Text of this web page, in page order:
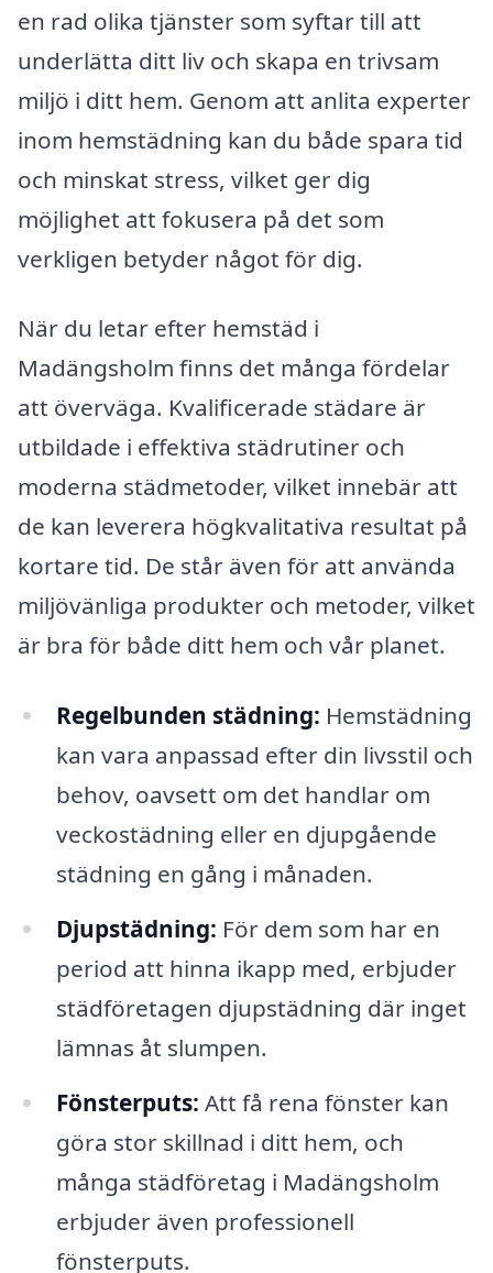
en rad olika tjänster som syftar till att
underlätta ditt liv och skapa en trivsam
miljö i ditt hem. Genom att anlita experter
inom hemstädning kan du både spara tid
och minskat stress, vilket ger dig
möjlighet att fokusera på det som
verkligen betyder något för dig.
När du letar efter hemstäd i
Madängsholm finns det många fördelar
att överväga. Kvalificerade städare är
utbildade i effektiva städrutiner och
moderna städmetoder, vilket innebär att
de kan leverera högkvalitativa resultat på
kortare tid. De står även för att använda
miljövänliga produkter och metoder, vilket
är bra för både ditt hem och vår planet.
Regelbunden städning: Hemstädning
kan vara anpassad efter din livsstil och
behov, oavsett om det handlar om
veckostädning eller en djupgående
städning en gång i månaden.
Djupstädning: För dem som har en
period att hinna ikapp med, erbjuder
städföretagen djupstädning där inget
lämnas åt slumpen.
Fönsterputs: Att få rena fönster kan
göra stor skillnad i ditt hem, och
många städföretag i Madängsholm
erbjuder även professionell
fönsterputs.